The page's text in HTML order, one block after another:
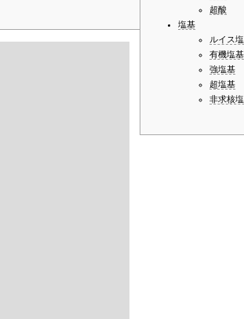
超酸
塩基
ルイス
有機塩基
強塩基
超塩基
非求核